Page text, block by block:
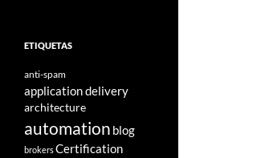
ETIQUETAS
anti-spam
application delivery
architecture
automation blog
brokersCertification